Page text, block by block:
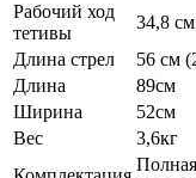
Рабочий ход
тетивы
34,8
Длина стрел
56 см
Длина
89см
Ширина
52см
Вес
3,6кг